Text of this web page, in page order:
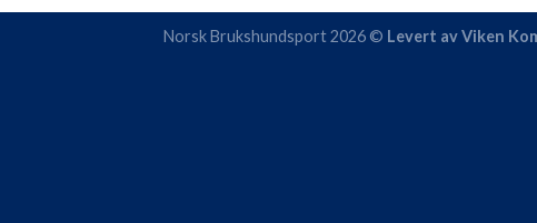
Norsk Brukshundsport 2026 © Levert av Viken